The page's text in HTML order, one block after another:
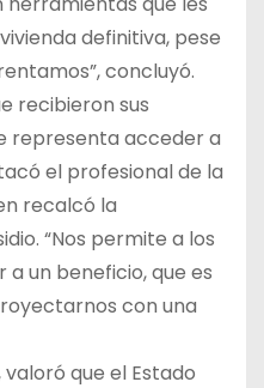
definitiva, pese
concluyó.
recibieron sus
representa acceder a
el profesional de la
recalcó la
“Nos permite a los
un beneficio, que es
con una
que el Estado